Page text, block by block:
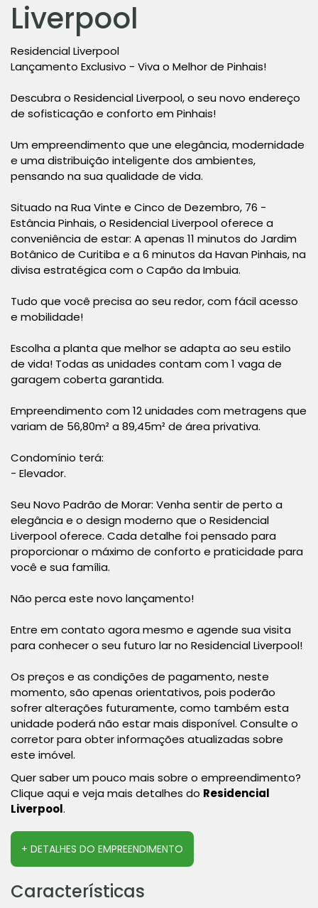
Liverpool
Residencial Liverpool
Lançamento Exclusivo - Viva o Melhor de Pinhais!
Descubra o Residencial Liverpool, o seu novo endereço
de sofisticação e conforto em Pinhais!
Um empreendimento que une elegância, modernidade
e uma distribuição inteligente dos ambientes,
pensando na sua qualidade de vida.
Situado na Rua Vinte e Cinco de Dezembro, 76 -
Estância Pinhais, o Residencial Liverpool oferece a
conveniência de estar: A apenas 11 minutos do Jardim
Botânico de Curitiba e a 6 minutos da Havan Pinhais, na
divisa estratégica com o Capão da Imbuia.
Tudo que você precisa ao seu redor, com fácil acesso
e mobilidade!
Escolha a planta que melhor se adapta ao seu estilo
de vida! Todas as unidades contam com 1 vaga de
garagem coberta garantida.
Empreendimento com 12 unidades com metragens que
variam de 56,80m² a 89,45m² de área privativa.
Condomínio terá:
- Elevador.
Seu Novo Padrão de Morar: Venha sentir de perto a
elegância e o design moderno que o Residencial
Liverpool oferece. Cada detalhe foi pensado para
proporcionar o máximo de conforto e praticidade para
você e sua família.
Não perca este novo lançamento!
Entre em contato agora mesmo e agende sua visita
para conhecer o seu futuro lar no Residencial Liverpool!
Os preços e as condições de pagamento, neste
momento, são apenas orientativos, pois poderão
sofrer alterações futuramente, como também esta
unidade poderá não estar mais disponível. Consulte o
corretor para obter informações atualizadas sobre
este imóvel.
Quer saber um pouco mais sobre o empreendimento?
Clique aqui e veja mais detalhes do Residencial
Liverpool.
+ DETALHES DO EMPREENDIMENTO
Características